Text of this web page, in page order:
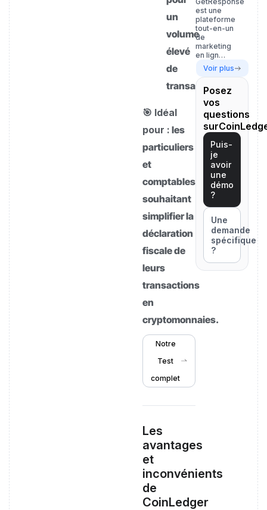
un
volume
élevé
de
transactions
🎯 Idéal
pour : les
particuliers
et
comptables
souhaitant
simplifier la
déclaration
fiscale de
leurs
transactions
en
cryptomonnaies.
Notre
Test
complet
Les
avantages
et
inconvénients
de
CoinLedger
est une
plateforme
tout-en-un
de
marketing
en lign…
Voir plus
Posez
vos
questions
Puis-
je
avoir
une
démo
?
Une
demande
spécifique
?